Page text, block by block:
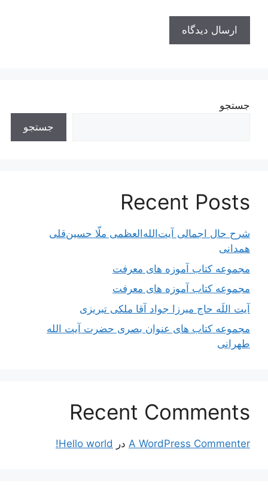
جستجو
جستجو
Recent Posts
شرح حال اجمالی آیت‌الله‌العظمی ملّا حسین‌قلی
همدانی
مجموعه کتاب آموزه های معرفت
مجموعه کتاب آموزه های معرفت
آیت اللَه حاج میرزا جواد آقا ملکی تبریزی
مجموعه کتاب های عنوان بصری حضرت آیت الله
طهرانی
Recent Comments
A WordPress Commenter در Hello world!